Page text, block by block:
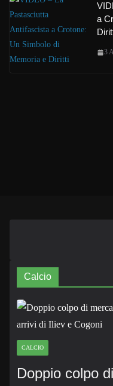
a
3
Calcio
CALCIO
Doppio colpo